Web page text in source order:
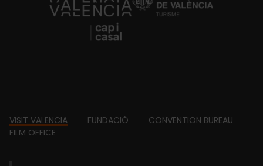
https://fundacion.visitvalencia.com/
Footer
VISIT VALENCIA FUNDACIÓ
CONVENTION BUREAU
FILM OFFICE